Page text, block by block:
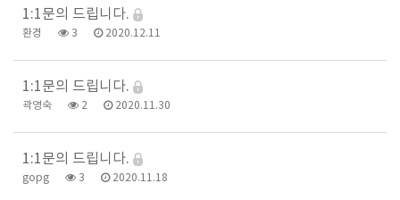
1:1문의 드립니다.
환경 3 2020.12.11
1:1문의 드립니다.
곽영숙 2 2020.11.30
1:1문의 드립니다.
gopg 3 2020.11.18